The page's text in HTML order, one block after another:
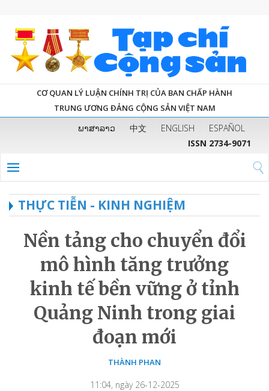
CƠ QUAN LÝ LUẬN CHÍNH TRỊ CỦA BAN CHẤP HÀNH
TRUNG ƯƠNG ĐẢNG CỘNG SẢN VIỆT NAM
ພາສາລາວ 中文 ENGLISH
ESPAÑOL
ISSN 2734-9071
THỰC TIỄN - KINH NGHIỆM
Nền tảng cho chuyển đổi
mô hình tăng trưởng
kinh tế bền vững ở tỉnh
Quảng Ninh trong giai
đoạn mới
THÀNH PHAN
11:04, ngày 26-12-2025